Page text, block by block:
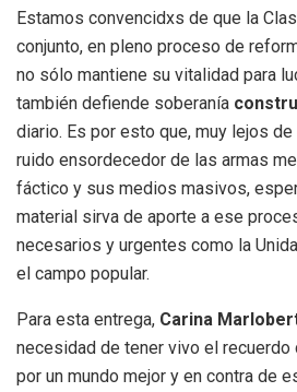
Estamos convencidxs de que la
conjunto, en pleno proceso de
no sólo mantiene su vitalidad para
también defiende soberanía
diario. Es por esto que, muy lejos
ruido ensordecedor de las armas
fáctico y sus medios masivos,
material sirva de aporte a ese
necesarios y urgentes como la
el campo popular.
Para esta entrega, Carina
necesidad de tener vivo el
por un mundo mejor y en contra de